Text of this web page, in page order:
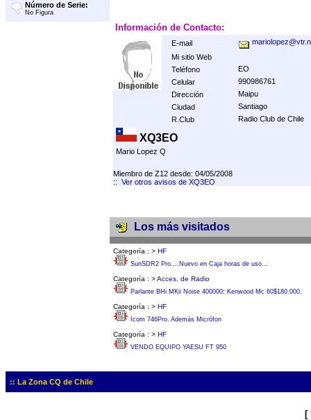
Número de Serie:
No Figura
Información de Contacto:
E-mail
Mi sitio Web
Teléfono
EO
Celular
990986761
Dirección
Maipu
Ciudad
Santiago
R.Club
Radio Club de Chile
XQ3EO
Mario Lopez Q
Miembro de Z12 desde: 04/05/2008
:: Ver otros avisos de XQ3EO
Los más visitados
Categoría : > HF
SunSDR2 Pro....Nuevo en Caja horas de uso...
Categoría : >Acces. de Radio
Parlante BHi MKii Noise 400000; Kenwood Mc 60$180.000.
Categoría : > HF
Icom 746Pro. Además Micrófon
Categoría : > HF
VENDO EQUIPO YAESU FT 950
:: La Zona CQ de Chile
[